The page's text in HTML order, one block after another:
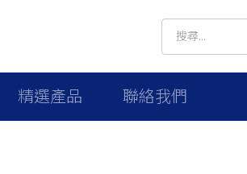
精選產品 聯絡我們